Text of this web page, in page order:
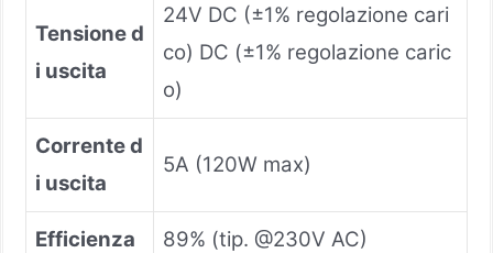
Tensione d
i uscita
24V DC (±1% regolazione cari
co) DC (±1% regolazione caric
o)
Corrente d
i uscita
5A (120W max)
Efficienza 89% (tip. @230V AC)